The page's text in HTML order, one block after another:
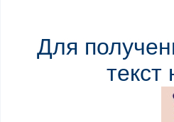
Для
текст